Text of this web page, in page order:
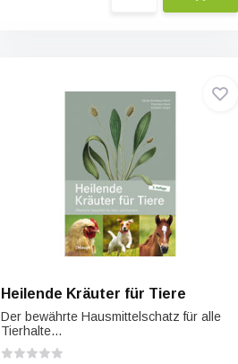
Heilende Kräuter für Tiere
Der bewährte Hausmittelschatz für alle
Tierhalte...